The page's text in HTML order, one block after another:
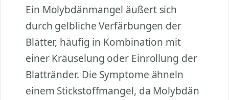
Ein Molybdänmangel äußert sich
durch gelbliche Verfärbungen der
Blätter, häufig in Kombination mit
einer Kräuselung oder Einrollung der
Blattränder. Die Symptome ähneln
einem Stickstoffmangel, da Molybdän